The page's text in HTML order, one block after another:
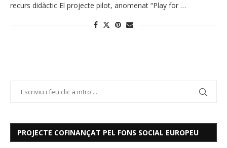
recurs didàctic El projecte pilot, anomenat “Play for …
PROJECTE COFINANÇAT PEL FONS SOCIAL EUROPEU